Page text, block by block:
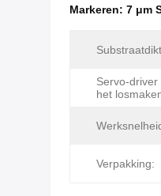
Markeren: 7 μm
Servo-driver
het
Verpakking: